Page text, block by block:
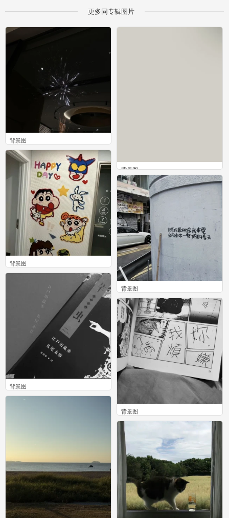
更多同专辑图片
背景图
0
背景图
0
背景图
0
背景图
0
背景图
0
背景图
0